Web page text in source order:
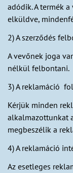
adódik. A termék
elküldve,
2) A szerződés
A vevőnek joga
nélkül felbontani.
3) A reklamáció
Kérjük minden
alkalmazottunkat
megbeszélik a
4) A reklamáció
Az esetleges